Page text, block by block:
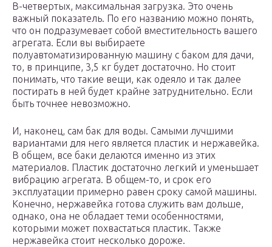
В-четвертых, максимальная загрузка. Это очень
важный показатель. По его названию можно понять,
что он подразумевает собой вместительность вашего
агрегата. Если вы выбираете
полуавтоматизированную машину с баком для дачи,
то, в принципе, 3,5 кг будет достаточно. Но стоит
понимать, что такие вещи, как одеяло и так далее
постирать в ней будет крайне затруднительно. Если
быть точнее невозможно.
И, наконец, сам бак для воды. Самыми лучшими
вариантами для него является пластик и нержавейка.
В общем, все баки делаются именно из этих
материалов. Пластик достаточно легкий и уменьшает
вибрацию агрегата. В общем-то, и срок его
эксплуатации примерно равен сроку самой машины.
Конечно, нержавейка готова служить вам дольше,
однако, она не обладает теми особенностями,
которыми может похвастаться пластик. Также
нержавейка стоит несколько дороже.